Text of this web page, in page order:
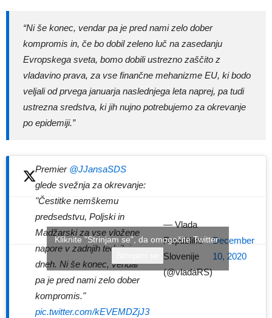
“Ni še konec, vendar pa je pred nami zelo dober
kompromis in, če bo dobil zeleno luč na zasedanju
Evropskega sveta, bomo dobili ustrezno zaščito z
vladavino prava, za vse finančne mehanizme EU, ki bodo
veljali od prvega januarja naslednjega leta naprej, pa tudi
ustrezna sredstva, ki jih nujno potrebujemo za okrevanje
po epidemiji.”
Premier @JJansaSDS
glede svežnja za okrevanje:
"Čestitke nemškemu
predsedstvu, Poljski in
Madžarski za vse vložene
napore v zadnjih tednih in
dneh. Ni še konec, vendar
pa je pred nami zelo dober
kompromis."
pic.twitter.com/kEVEMDZjJ3
— Vlada
Republike
Slovenije
(@vladaRS)
December
10, 2020
Kliknite "Strinjam se", da omogočite Twitter